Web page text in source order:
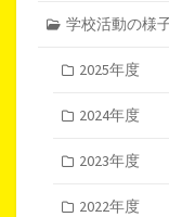
学校活動の様
2025年度
2024年度
2023年度
2022年度